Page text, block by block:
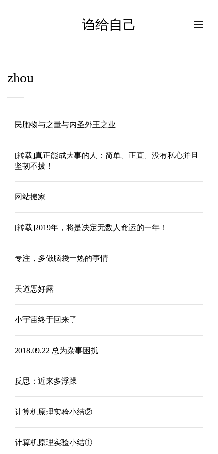
诌给自己
zhou
民胞物与之量与内圣外王之业
[转载]真正能成大事的人：简单、正直、没有私心并且
坚韧不拔！
网站搬家
[转载]2019年，将是决定无数人命运的一年！
专注，多做脑袋一热的事情
天道恶好露
小宇宙终于回来了
2018.09.22 总为杂事困扰
反思：近来多浮躁
计算机原理实验小结②
计算机原理实验小结①